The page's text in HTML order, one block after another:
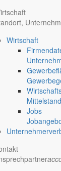
Wirtschaft
Jobs